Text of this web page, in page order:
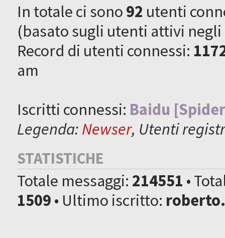
In totale ci sono92 utenti
(basato sugli utenti attivi
Record di utenti connessi:
am
Iscritti connessi: Baidu
Legenda:Newser, Utenti
STATISTICHE
Totale messaggi: 214551 •
1509• Ultimo iscritto: